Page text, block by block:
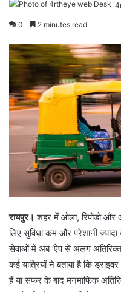
0 2 minutes read
रायपुर। शहर में ओला, रिपोडो और
लिए सुविधा कम और परेशानी
सेवाओं में अब ‘ऐप से अलग
कई यात्रियों ने बताया है कि
हैं या सफर के बाद मनमाफिक